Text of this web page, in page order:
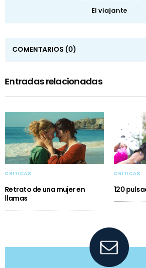
El viajante
COMENTARIOS (0)
Entradas relacionadas
CRÍTICAS
Retrato de una mujer en
llamas
CRÍTICAS
120